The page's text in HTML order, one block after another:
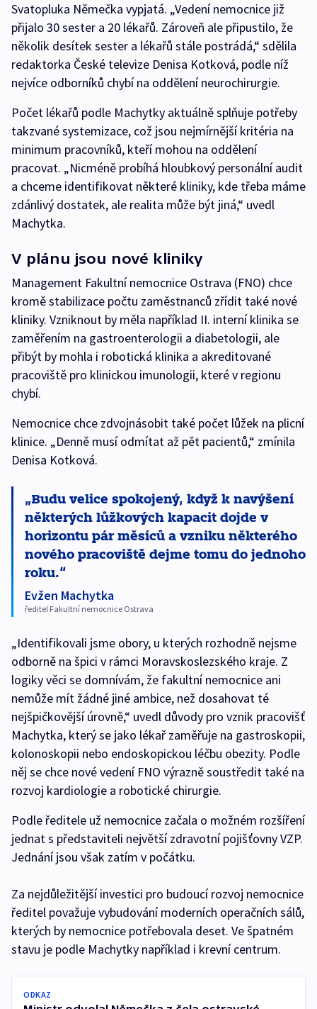
Svatopluka Němečka vypjatá. „Vedení nemocnice již
přijalo 30 sester a 20 lékařů. Zároveň ale připustilo, že
několik desítek sester a lékařů stále postrádá,“ sdělila
redaktorka České televize Denisa Kotková, podle níž
nejvíce odborníků chybí na oddělení neurochirurgie.
Počet lékařů podle Machytky aktuálně splňuje potřeby
takzvané systemizace, což jsou nejmírnější kritéria na
minimum pracovníků, kteří mohou na oddělení
pracovat. „Nicméně probíhá hloubkový personální audit
a chceme identifikovat některé kliniky, kde třeba máme
zdánlivý dostatek, ale realita může být jiná,“ uvedl
Machytka.
V plánu jsou nové kliniky
Management Fakultní nemocnice Ostrava (FNO) chce
kromě stabilizace počtu zaměstnanců zřídit také nové
kliniky. Vzniknout by měla například II. interní klinika se
zaměřením na gastroenterologii a diabetologii, ale
přibýt by mohla i robotická klinika a akreditované
pracoviště pro klinickou imunologii, které v regionu
chybí.
Nemocnice chce zdvojnásobit také počet lůžek na plicní
klinice. „Denně musí odmítat až pět pacientů,“ zmínila
Denisa Kotková.
Budu velice spokojený, když k navýšení
některých lůžkových kapacit dojde v
horizontu pár měsíců a vzniku některého
nového pracoviště dejme tomu do jednoho
roku.
Evžen Machytka
ředitel Fakultní nemocnice Ostrava
„Identifikovali jsme obory, u kterých rozhodně nejsme
odborně na špici v rámci Moravskoslezského kraje. Z
logiky věci se domnívám, že fakultní nemocnice ani
nemůže mít žádné jiné ambice, než dosahovat té
nejšpičkovější úrovně,“ uvedl důvody pro vznik pracovišť
Machytka, který se jako lékař zaměřuje na gastroskopii,
kolonoskopii nebo endoskopickou léčbu obezity. Podle
něj se chce nové vedení FNO výrazně soustředit také na
rozvoj kardiologie a robotické chirurgie.
Podle ředitele už nemocnice začala o možném rozšíření
jednat s představiteli největší zdravotní pojišťovny VZP.
Jednání jsou však zatím v počátku.
Za nejdůležitější investici pro budoucí rozvoj nemocnice
ředitel považuje vybudování moderních operačních sálů,
kterých by nemocnice potřebovala deset. Ve špatném
stavu je podle Machytky například i krevní centrum.
ODKAZ